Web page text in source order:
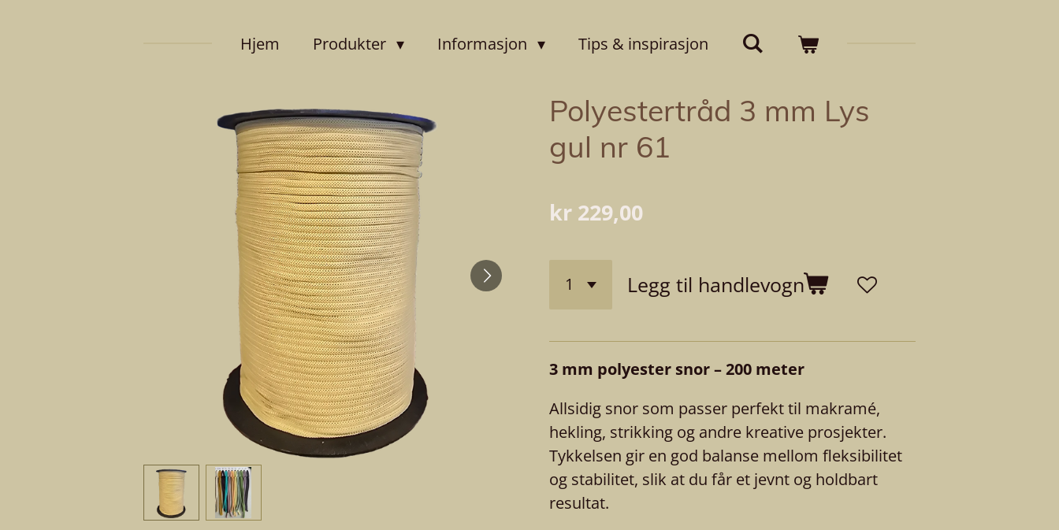
Hjem Produkter Informasjon Tips & inspirasjon
Polyestertråd 3 mm Lys
gul nr 61
kr 229,00
Legg til handlevogn
3 mm polyester snor – 200 meter
Allsidig snor som passer perfekt til makramé,
hekling, strikking og andre kreative prosjekter.
Tykkelsen gir en god balanse mellom fleksibilitet
og stabilitet, slik at du får et jevnt og holdbart
resultat.